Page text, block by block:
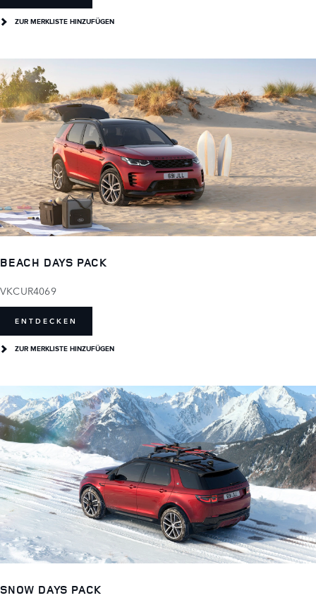
ZUR MERKLISTE HINZUFÜGEN
BEACH DAYS PACK
VKCUR4069
ENTDECKEN
ZUR MERKLISTE HINZUFÜGEN
SNOW DAYS PACK